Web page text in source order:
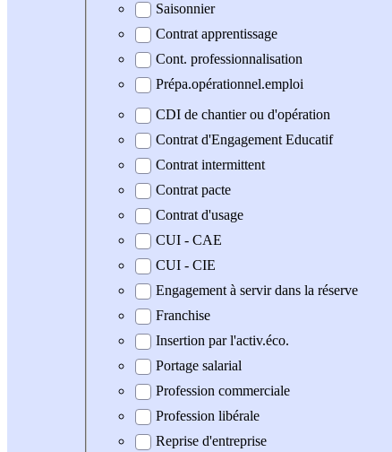
Saisonnier
Contrat apprentissage
Cont. professionnalisation
Prépa.opérationnel.emploi
CDI de chantier ou d'opération
Contrat d'Engagement Educatif
Contrat intermittent
Contrat pacte
Contrat d'usage
CUI - CAE
CUI - CIE
Engagement à servir dans la réserve
Franchise
Insertion par l'activ.éco.
Portage salarial
Profession commerciale
Profession libérale
Reprise d'entreprise